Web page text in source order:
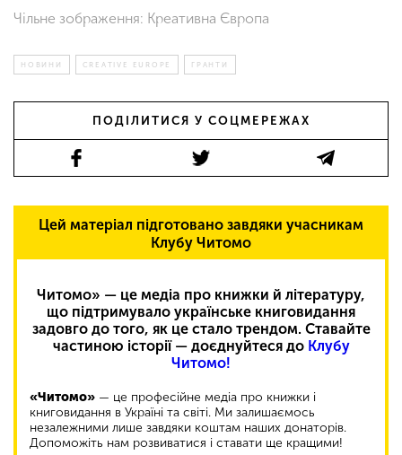
Чільне зображення: Креативна Європа
НОВИНИ CREATIVE EUROPE ГРАНТИ
ПОДІЛИТИСЯ У СОЦМЕРЕЖАХ
Цей матеріал підготовано завдяки учасникам
Клубу Читомо
Читомо» — це медіа про книжки й літературу,
що підтримувало українське книговидання
задовго до того, як це стало трендом. Ставайте
частиною історії — доєднуйтеся до Клубу
Читомо!
«Читомо» — це професійне медіа про книжки і
книговидання в Україні та світі. Ми залишаємось
незалежними лише завдяки коштам наших донаторів.
Допоможіть нам розвиватися і ставати ще кращими!